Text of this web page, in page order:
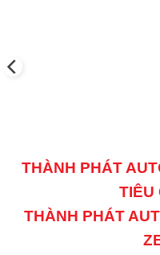
THÀNH PHÁT
TIÊU
THÀNH PHÁT